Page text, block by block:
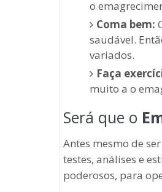
o
Coma bem:
saudável.
variados.
Faça
muito a o
Será que o
Antes mesmo de
testes, análises e
poderosos, para